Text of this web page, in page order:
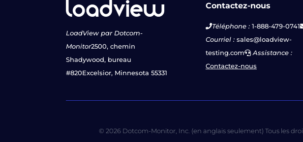
LoadView par Dotcom-
Monitor2500, chemin
Shadywood, bureau
#820Excelsior, Minnesota 55331
Contactez-nous
Téléphone :1-888-479-0741
Courriel :sales@loadview-
testing.com
Assistance :
Contactez-nous
© 2026 Dotcom-Monitor, Inc. (en anglais seulement) Tous les